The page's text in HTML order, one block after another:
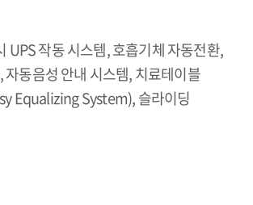
UPS 작동 시스템, 호흡기체 자동전환,
동음성 안내 시스템, 치료테이블
Equalizing System), 슬라이딩